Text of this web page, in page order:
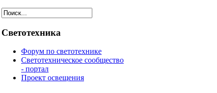
Светотехника
Форум по светотехнике
Светотехническое сообщество
- портал
Проект освещения